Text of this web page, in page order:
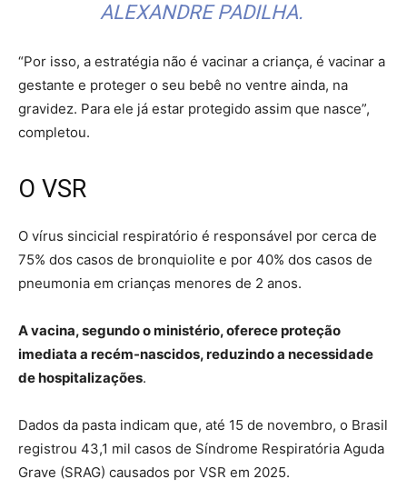
ALEXANDRE PADILHA.
“Por isso, a estratégia não é vacinar a criança, é vacinar a
gestante e proteger o seu bebê no ventre ainda, na
gravidez. Para ele já estar protegido assim que nasce”,
completou.
O VSR
O vírus sincicial respiratório é responsável por cerca de
75% dos casos de bronquiolite e por 40% dos casos de
pneumonia em crianças menores de 2 anos.
A vacina, segundo o ministério, oferece proteção
imediata a recém-nascidos, reduzindo a necessidade
de hospitalizações.
Dados da pasta indicam que, até 15 de novembro, o Brasil
registrou 43,1 mil casos de Síndrome Respiratória Aguda
Grave (SRAG) causados por VSR em 2025.